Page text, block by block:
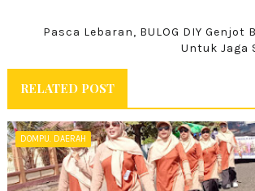
Pasca Lebaran, BULOG DIY Genjot
Untuk Jaga
RELATED POST
DOMPU. DAERAH